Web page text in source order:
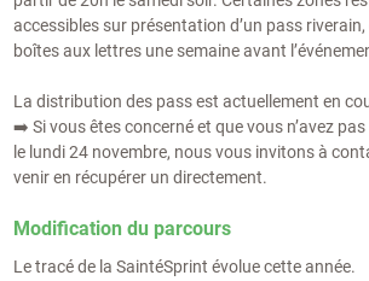
accessibles sur présentation d’un pass
boîtes aux lettres une semaine avant
La distribution des pass est actuellement en
➡️ Si vous êtes concerné et que vous n’avez
le lundi 24 novembre, nous vous invitons à
venir en récupérer un directement.
Modification du parcours
Le tracé de la SaintéSprint évolue cette année.